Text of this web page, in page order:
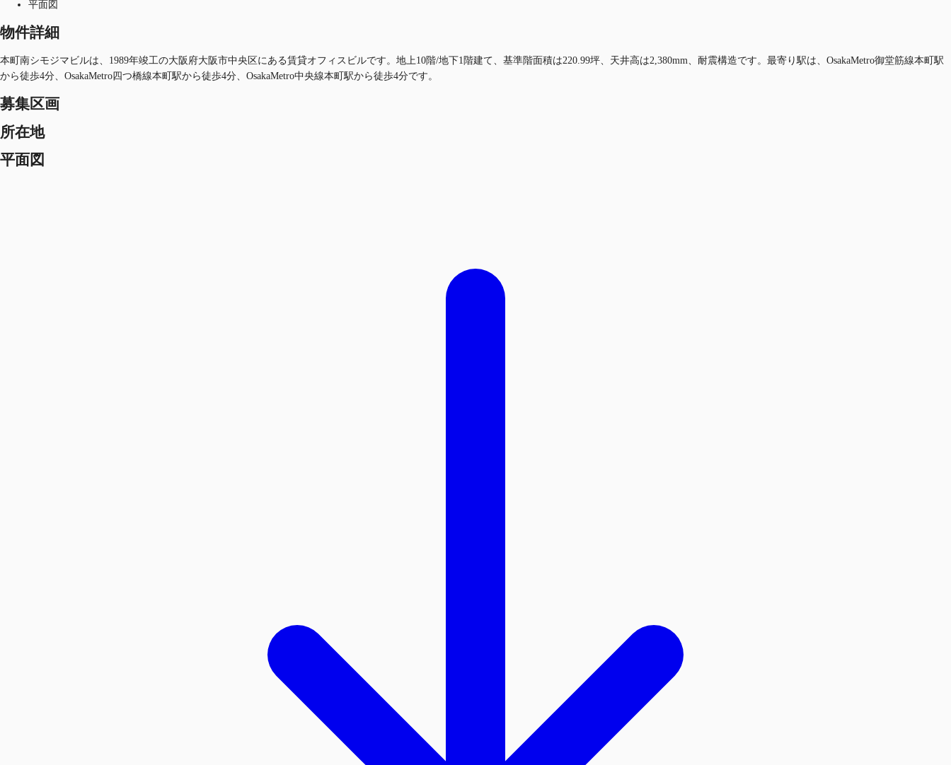
平面図
物件詳細
本町南シモジマビルは、1989年竣工の大阪府大阪市中央区にある賃貸オフィスビルです。地上10階/地下1階建て、基準階面積は220.99坪、天井高は2,380mm、耐震構造です。最寄り駅は、OsakaMetro御堂筋線本町駅
から徒歩4分、OsakaMetro四つ橋線本町駅から徒歩4分、OsakaMetro中央線本町駅から徒歩4分です。
募集区画
所在地
平面図